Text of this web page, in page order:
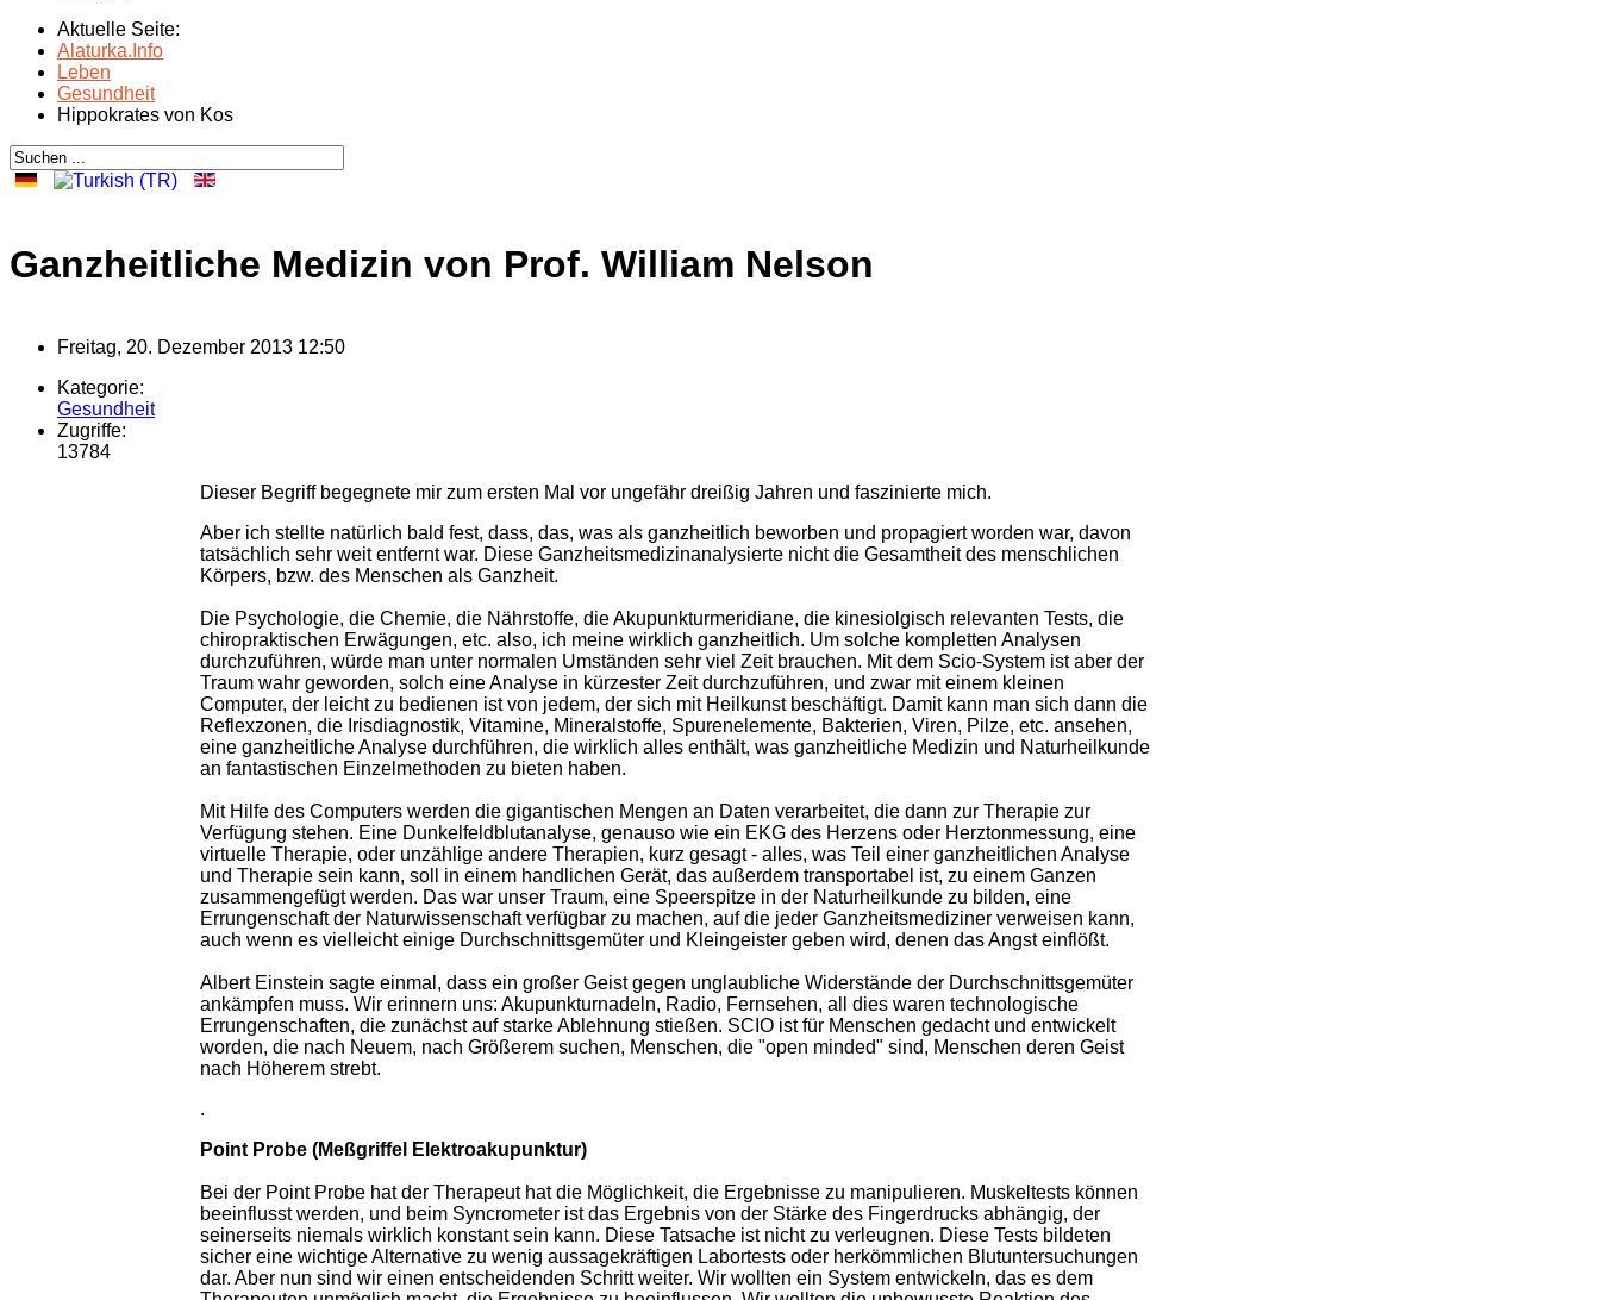
Aktuelle Seite:
Alaturka.Info
Leben
Gesundheit
Hippokrates von Kos
Ganzheitliche Medizin von Prof. William Nelson
Freitag, 20. Dezember 2013 12:50
Kategorie:
Gesundheit
Zugriffe:
13784
Dieser Begriff begegnete mir zum ersten Mal vor ungefähr dreißig Jahren und faszinierte mich.
Aber ich stellte natürlich bald fest, dass, das, was als ganzheitlich beworben und propagiert worden war, davon
tatsächlich sehr weit entfernt war. Diese Ganzheitsmedizinanalysierte nicht die Gesamtheit des menschlichen
Körpers, bzw. des Menschen als Ganzheit.
Die Psychologie, die Chemie, die Nährstoffe, die Akupunkturmeridiane, die kinesiolgisch relevanten Tests, die
chiropraktischen Erwägungen, etc. also, ich meine wirklich ganzheitlich. Um solche kompletten Analysen
durchzuführen, würde man unter normalen Umständen sehr viel Zeit brauchen. Mit dem Scio-System ist aber der
Traum wahr geworden, solch eine Analyse in kürzester Zeit durchzuführen, und zwar mit einem kleinen
Computer, der leicht zu bedienen ist von jedem, der sich mit Heilkunst beschäftigt. Damit kann man sich dann die
Reflexzonen, die Irisdiagnostik, Vitamine, Mineralstoffe, Spurenelemente, Bakterien, Viren, Pilze, etc. ansehen,
eine ganzheitliche Analyse durchführen, die wirklich alles enthält, was ganzheitliche Medizin und Naturheilkunde
an fantastischen Einzelmethoden zu bieten haben.
Mit Hilfe des Computers werden die gigantischen Mengen an Daten verarbeitet, die dann zur Therapie zur
Verfügung stehen. Eine Dunkelfeldblutanalyse, genauso wie ein EKG des Herzens oder Herztonmessung, eine
virtuelle Therapie, oder unzählige andere Therapien, kurz gesagt - alles, was Teil einer ganzheitlichen Analyse
und Therapie sein kann, soll in einem handlichen Gerät, das außerdem transportabel ist, zu einem Ganzen
zusammengefügt werden. Das war unser Traum, eine Speerspitze in der Naturheilkunde zu bilden, eine
Errungenschaft der Naturwissenschaft verfügbar zu machen, auf die jeder Ganzheitsmediziner verweisen kann,
auch wenn es vielleicht einige Durchschnittsgemüter und Kleingeister geben wird, denen das Angst einflößt.
Albert Einstein sagte einmal, dass ein großer Geist gegen unglaubliche Widerstände der Durchschnittsgemüter
ankämpfen muss. Wir erinnern uns: Akupunkturnadeln, Radio, Fernsehen, all dies waren technologische
Errungenschaften, die zunächst auf starke Ablehnung stießen. SCIO ist für Menschen gedacht und entwickelt
worden, die nach Neuem, nach Größerem suchen, Menschen, die "open minded" sind, Menschen deren Geist
nach Höherem strebt.
.
Point Probe (Meßgriffel Elektroakupunktur)
Bei der Point Probe hat der Therapeut hat die Möglichkeit, die Ergebnisse zu manipulieren. Muskeltests können
beeinflusst werden, und beim Syncrometer ist das Ergebnis von der Stärke des Fingerdrucks abhängig, der
seinerseits niemals wirklich konstant sein kann. Diese Tatsache ist nicht zu verleugnen. Diese Tests bildeten
sicher eine wichtige Alternative zu wenig aussagekräftigen Labortests oder herkömmlichen Blutuntersuchungen
dar. Aber nun sind wir einen entscheidenden Schritt weiter. Wir wollten ein System entwickeln, das es dem